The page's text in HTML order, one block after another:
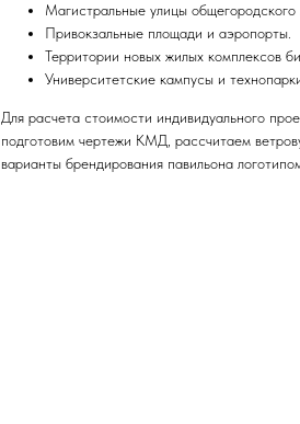
Магистральные улицы общегородского
Привокзальные площади и аэропорты.
Территории новых жилых комплексов
Университетские кампусы и
Для расчета стоимости индивидуального
подготовим чертежи КМД, рассчитаем
варианты брендирования павильона